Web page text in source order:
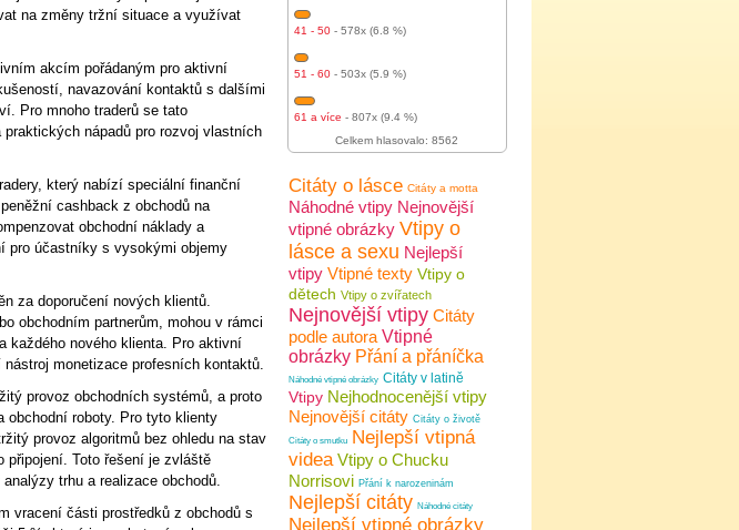
na změny tržní situace a využívat
akcím pořádaným pro aktivní
navazování kontaktů s dalšími
Pro mnoho traderů se tato
nápadů pro rozvoj vlastních
který nabízí speciální finanční
cashback z obchodů na
obchodní náklady a
pro účastníky s vysokými objemy
za doporučení nových klientů.
obchodním partnerům, mohou v rámci
každého nového klienta. Pro aktivní
monetizace profesních kontaktů.
provoz obchodních systémů, a proto
obchodní roboty. Pro tyto klienty
provoz algoritmů bez ohledu na stav
připojení. Toto řešení je zvláště
trhu a realizace obchodů.
vracení části prostředků z obchodů s
41 - 50 - 578x (6.8 %)
51 - 60 - 503x (5.9 %)
61 a více - 807x (9.4 %)
Celkem hlasovalo: 8562
Citáty o lásce Citáty a motta
Náhodné vtipy Nejnovější
vtipné obrázky Vtipy o
lásce a sexu Nejlepší
vtipy Vtipné texty Vtipy o
dětech Vtipy o zvířatech
Nejnovější vtipy Citáty
podle autora Vtipné
obrázky Přání a přáníčka
Náhodné vtipné obrázky Citáty v latině
Vtipy Nejhodnocenější vtipy
Nejnovější citáty Citáty o životě
Citáty o smutku Nejlepší vtipná
videa Vtipy o Chucku
Norrisovi Přání k narozeninám
Nejlepší citáty Náhodné citáty
Nejlepší vtipné obrázky